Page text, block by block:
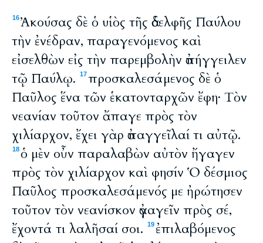
16Ἀκούσας δὲ ὁ υἱὸς τῆς ἀδελφῆς Παύλου
τὴν ἐνέδραν, παραγενόμενος καὶ
εἰσελθὼν εἰς τὴν παρεμβολὴν ἀπήγγειλεν
τῷ Παύλῳ.
17προσκαλεσάμενος δὲ ὁ
Παῦλος ἕνα τῶν ἑκατονταρχῶν ἔφη· Τὸν
νεανίαν τοῦτον ἄπαγε πρὸς τὸν
χιλίαρχον, ἔχει γὰρ ἀπαγγεῖλαί τι αὐτῷ.
18ὁ μὲν οὖν παραλαβὼν αὐτὸν ἤγαγεν
πρὸς τὸν χιλίαρχον καὶ φησίν Ὁ δέσμιος
Παῦλος προσκαλεσάμενός με ἠρώτησεν
τοῦτον τὸν νεανίσκον ἀγαγεῖν πρὸς σέ,
ἔχοντά τι λαλῆσαί σοι.
19 ἐπιλαβόμενος